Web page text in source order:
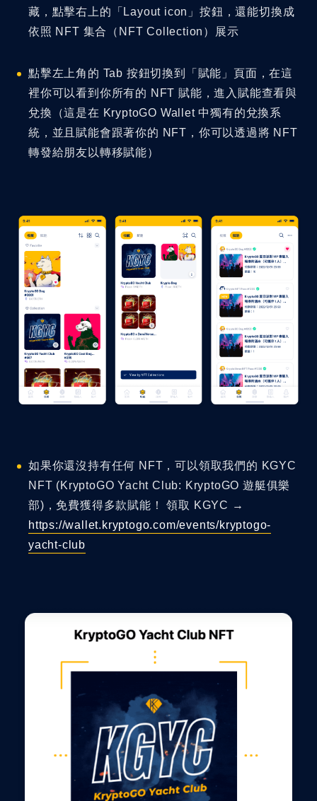
藏，點擊右上的「Layout icon」按鈕，還能切換成
依照 NFT 集合（NFT Collection）展示
點擊左上角的 Tab 按鈕切換到「賦能」頁面，在這
裡你可以看到你所有的 NFT 賦能，進入賦能查看與
兌換（這是在 KryptoGO Wallet 中獨有的兌換系
統，並且賦能會跟著你的 NFT，你可以透過將 NFT
轉發給朋友以轉移賦能）
如果你還沒持有任何 NFT，可以領取我們的 KGYC
NFT (KryptoGO Yacht Club: KryptoGO 遊艇俱樂
部)，免費獲得多款賦能！ 領取 KGYC →
https://wallet.kryptogo.com/events/kryptogo-
yacht-club